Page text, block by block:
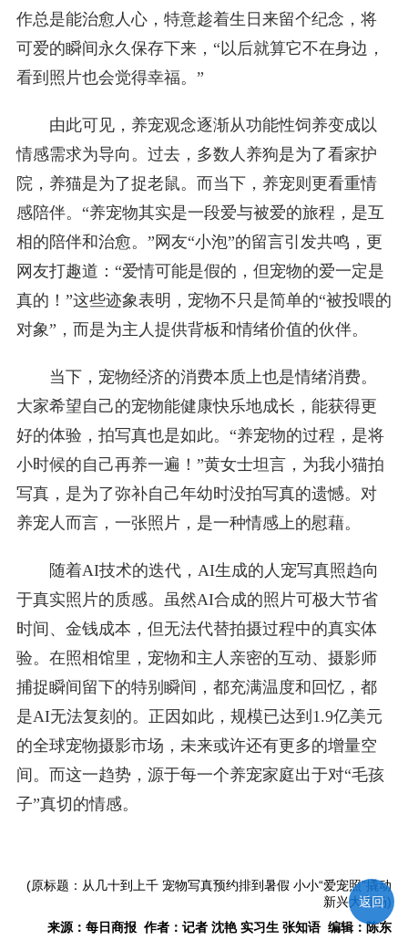
作总是能治愈人心，特意趁着生日来留个纪念，将
可爱的瞬间永久保存下来，“以后就算它不在身边，
看到照片也会觉得幸福。”
由此可见，养宠观念逐渐从功能性饲养变成以
情感需求为导向。过去，多数人养狗是为了看家护
院，养猫是为了捉老鼠。而当下，养宠则更看重情
感陪伴。“养宠物其实是一段爱与被爱的旅程，是互
相的陪伴和治愈。”网友“小泡”的留言引发共鸣，更
网友打趣道：“爱情可能是假的，但宠物的爱一定是
真的！”这些迹象表明，宠物不只是简单的“被投喂的
对象”，而是为主人提供背板和情绪价值的伙伴。
当下，宠物经济的消费本质上也是情绪消费。
大家希望自己的宠物能健康快乐地成长，能获得更
好的体验，拍写真也是如此。“养宠物的过程，是将
小时候的自己再养一遍！”黄女士坦言，为我小猫拍
写真，是为了弥补自己年幼时没拍写真的遗憾。对
养宠人而言，一张照片，是一种情感上的慰藉。
随着AI技术的迭代，AI生成的人宠写真照趋向
于真实照片的质感。虽然AI合成的照片可极大节省
时间、金钱成本，但无法代替拍摄过程中的真实体
验。在照相馆里，宠物和主人亲密的互动、摄影师
捕捉瞬间留下的特别瞬间，都充满温度和回忆，都
是AI无法复刻的。正因如此，规模已达到1.9亿美元
的全球宠物摄影市场，未来或许还有更多的增量空
间。而这一趋势，源于每一个养宠家庭出于对“毛孩
子”真切的情感。
(原标题：从几十到上千 宠物写真预约排到暑假 小小“爱宠照”撬动
新兴大市场)
来源：每日商报 作者：记者 沈艳 实习生 张知语 编辑：陈东
返回